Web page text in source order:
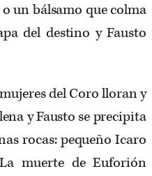
un bálsamo que colma
del destino y Fausto
del Coro lloran y
y Fausto se precipita
rocas: pequeño Icaro
muerte de Euforión